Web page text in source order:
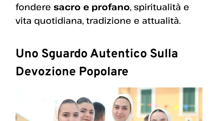
fondere sacro e profano, spiritualità e
vita quotidiana, tradizione e attualità.
Uno Sguardo Autentico Sulla
Devozione Popolare